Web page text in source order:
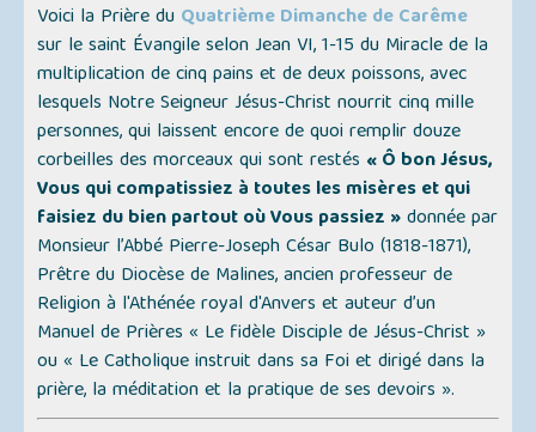
Voici la Prière du Quatrième Dimanche de Carême
sur le saint Évangile selon Jean VI, 1-15 du Miracle de la
multiplication de cinq pains et de deux poissons, avec
lesquels Notre Seigneur Jésus-Christ nourrit cinq mille
personnes, qui laissent encore de quoi remplir douze
corbeilles des morceaux qui sont restés « Ô bon Jésus,
Vous qui compatissiez à toutes les misères et qui
faisiez du bien partout où Vous passiez »donnée par
Monsieur l’Abbé Pierre-Joseph César Bulo (1818-1871),
Prêtre du Diocèse de Malines, ancien professeur de
Religion à l'Athénée royal d'Anvers et auteur d’un
Manuel de Prières« Le fidèle Disciple de Jésus-Christ »
ou« Le Catholique instruit dans sa Foi et dirigé dans la
prière, la méditation et la pratique de ses devoirs ».